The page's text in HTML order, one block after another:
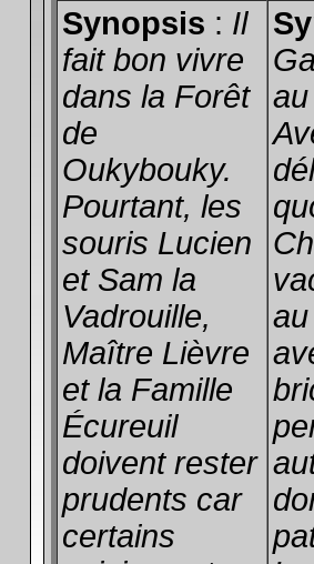
Synopsis : Il
fait bon vivre
dans la Forêt
de
Oukybouky.
Pourtant, les
souris Lucien
et Sam la
Vadrouille,
Maître Lièvre
et la Famille
Écureuil
doivent rester
prudents car
certains